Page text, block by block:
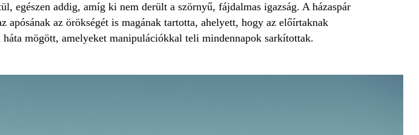
egészen addig, amíg ki nem derült a szörnyű, fájdalmas igazság. A házaspár
az örökségét is magának tartotta, ahelyett, hogy az előírtaknak
mögött, amelyeket manipulációkkal teli mindennapok sarkítottak.